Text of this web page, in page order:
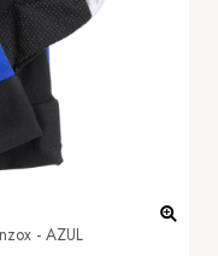
- AZUL